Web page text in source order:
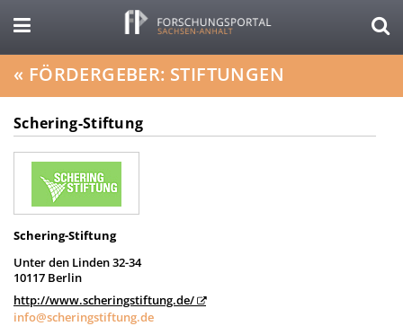
« FÖRDERGEBER: STIFTUNGEN
Schering-Stiftung
Schering-Stiftung
Unter den Linden 32-34
10117 Berlin
http://www.scheringstiftung.de/
info@scheringstiftung.de